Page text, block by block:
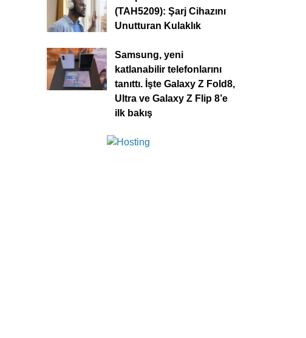
(TAH5209): Şarj Cihazını
Unutturan Kulaklık
Samsung, yeni
katlanabilir telefonlarını
tanıttı. İşte Galaxy Z Fold8,
Ultra ve Galaxy Z Flip 8’e
ilk bakış